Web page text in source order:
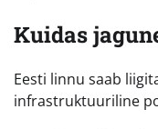
Kuidas
Eesti linnu saab
infrastruktuuriline